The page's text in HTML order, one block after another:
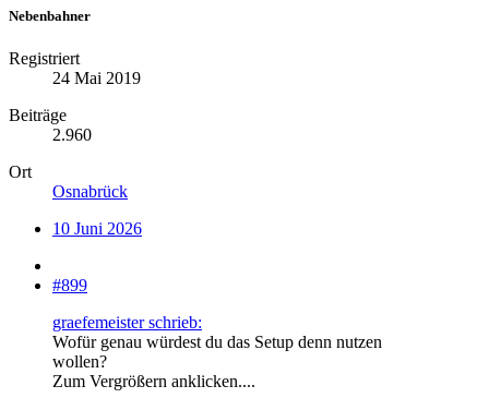
Nebenbahner
Registriert
24 Mai 2019
Beiträge
2.960
Ort
Osnabrück
10 Juni 2026
#899
graefemeister schrieb:
Wofür genau würdest du das Setup denn nutzen
wollen?
Zum Vergrößern anklicken....